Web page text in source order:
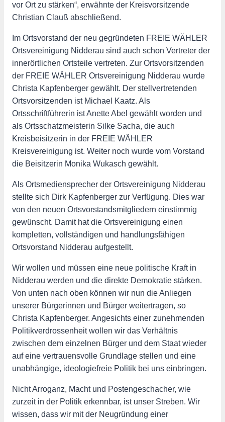
vor Ort zu stärken“, erwähnte der Kreisvorsitzende
Christian Clauß abschließend.
Im Ortsvorstand der neu gegründeten FREIE WÄHLER
Ortsvereinigung Nidderau sind auch schon Vertreter der
innerörtlichen Ortsteile vertreten. Zur Ortsvorsitzenden
der FREIE WÄHLER Ortsvereinigung Nidderau wurde
Christa Kapfenberger gewählt. Der stellvertretenden
Ortsvorsitzenden ist Michael Kaatz. Als
Ortsschriftführerin ist Anette Abel gewählt worden und
als Ortsschatzmeisterin Silke Sacha, die auch
Kreisbeisitzerin in der FREIE WÄHLER
Kreisvereinigung ist. Weiter noch wurde vom Vorstand
die Beisitzerin Monika Wukasch gewählt.
Als Ortsmediensprecher der Ortsvereinigung Nidderau
stellte sich Dirk Kapfenberger zur Verfügung. Dies war
von den neuen Ortsvorstandsmitgliedern einstimmig
gewünscht. Damit hat die Ortsvereinigung einen
kompletten, vollständigen und handlungsfähigen
Ortsvorstand Nidderau aufgestellt.
Wir wollen und müssen eine neue politische Kraft in
Nidderau werden und die direkte Demokratie stärken.
Von unten nach oben können wir nun die Anliegen
unserer Bürgerinnen und Bürger weitertragen, so
Christa Kapfenberger. Angesichts einer zunehmenden
Politikverdrossenheit wollen wir das Verhältnis
zwischen dem einzelnen Bürger und dem Staat wieder
auf eine vertrauensvolle Grundlage stellen und eine
unabhängige, ideologiefreie Politik bei uns einbringen.
Nicht Arroganz, Macht und Postengeschacher, wie
zurzeit in der Politik erkennbar, ist unser Streben. Wir
wissen, dass wir mit der Neugründung einer